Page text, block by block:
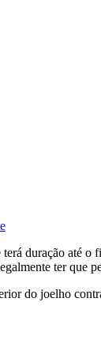
duração
ter que
do joelho